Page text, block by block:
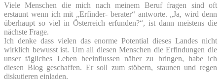
Viele Menschen die mich nach meinem Beruf fragen sind oft
erstaunt wenn ich mit „Erfinder- berater“ antworte. „Ja, wird denn
überhaupt so viel in Österreich erfunden?“, ist dann meistens die
nächste Frage.
Ich denke dass vielen das enorme Potential dieses Landes nicht
wirklich bewusst ist. Um all diesen Menschen die Erfindungen die
unser tägliches Leben beeinflussen näher zu bringen, habe ich
diesen Blog geschaffen. Er soll zum stöbern, staunen und regen
diskutieren einladen.